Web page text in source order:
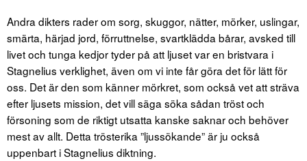
Andra dikters rader om sorg, skuggor, nätter, mörker, uslingar,
smärta, härjad jord, förruttnelse, svartklädda bårar, avsked till
livet och tunga kedjor tyder på att ljuset var en bristvara i
Stagnelius verklighet, även om vi inte får göra det för lätt för
oss. Det är den som känner mörkret, som också vet att sträva
efter ljusets mission, det vill säga söka sådan tröst och
försoning som de riktigt utsatta kanske saknar och behöver
mest av allt. Detta trösterika ”ljussökande” är ju också
uppenbart i Stagnelius diktning.